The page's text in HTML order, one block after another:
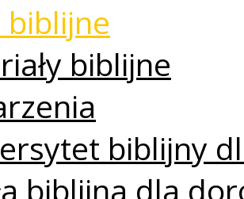
biblijne
biblijne
biblijny
biblijna dla